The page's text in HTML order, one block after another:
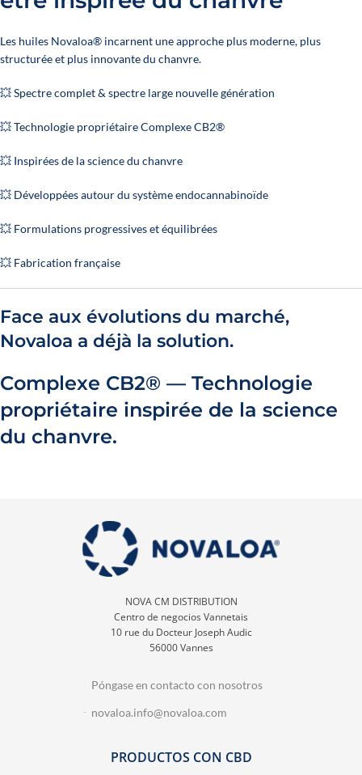
Les huiles Novaloa® incarnent une approche plus moderne, plus
structurée et plus innovante du chanvre.
💥 Spectre complet & spectre large nouvelle génération
💥 Technologie propriétaire Complexe CB2®
💥 Inspirées de la science du chanvre
💥 Développées autour du système endocannabinoïde
💥 Formulations progressives et équilibrées
💥 Fabrication française
Face aux évolutions du marché,
Novaloa a déjà la solution.
Complexe CB2® — Technologie
propriétaire inspirée de la science
du chanvre.
NOVA CM DISTRIBUTION
Centro de negocios Vannetais
10 rue du Docteur Joseph Audic
56000 Vannes
Póngase en contacto con nosotros
novaloa.info@novaloa.com
PRODUCTOS CON CBD